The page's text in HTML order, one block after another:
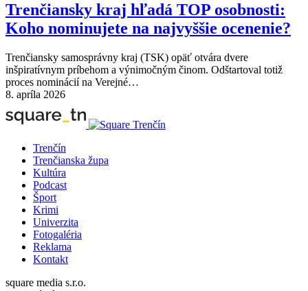
Trenčiansky kraj hľadá TOP osobnosti:
Koho nominujete na najvyššie ocenenie?
Trenčiansky samosprávny kraj (TSK) opäť otvára dvere
inšpiratívnym príbehom a výnimočným činom. Odštartoval totiž
proces nominácií na Verejné…
8. apríla 2026
Trenčín
Trenčianska župa
Kultúra
Podcast
Šport
Krimi
Univerzita
Fotogaléria
Reklama
Kontakt
square media s.r.o.